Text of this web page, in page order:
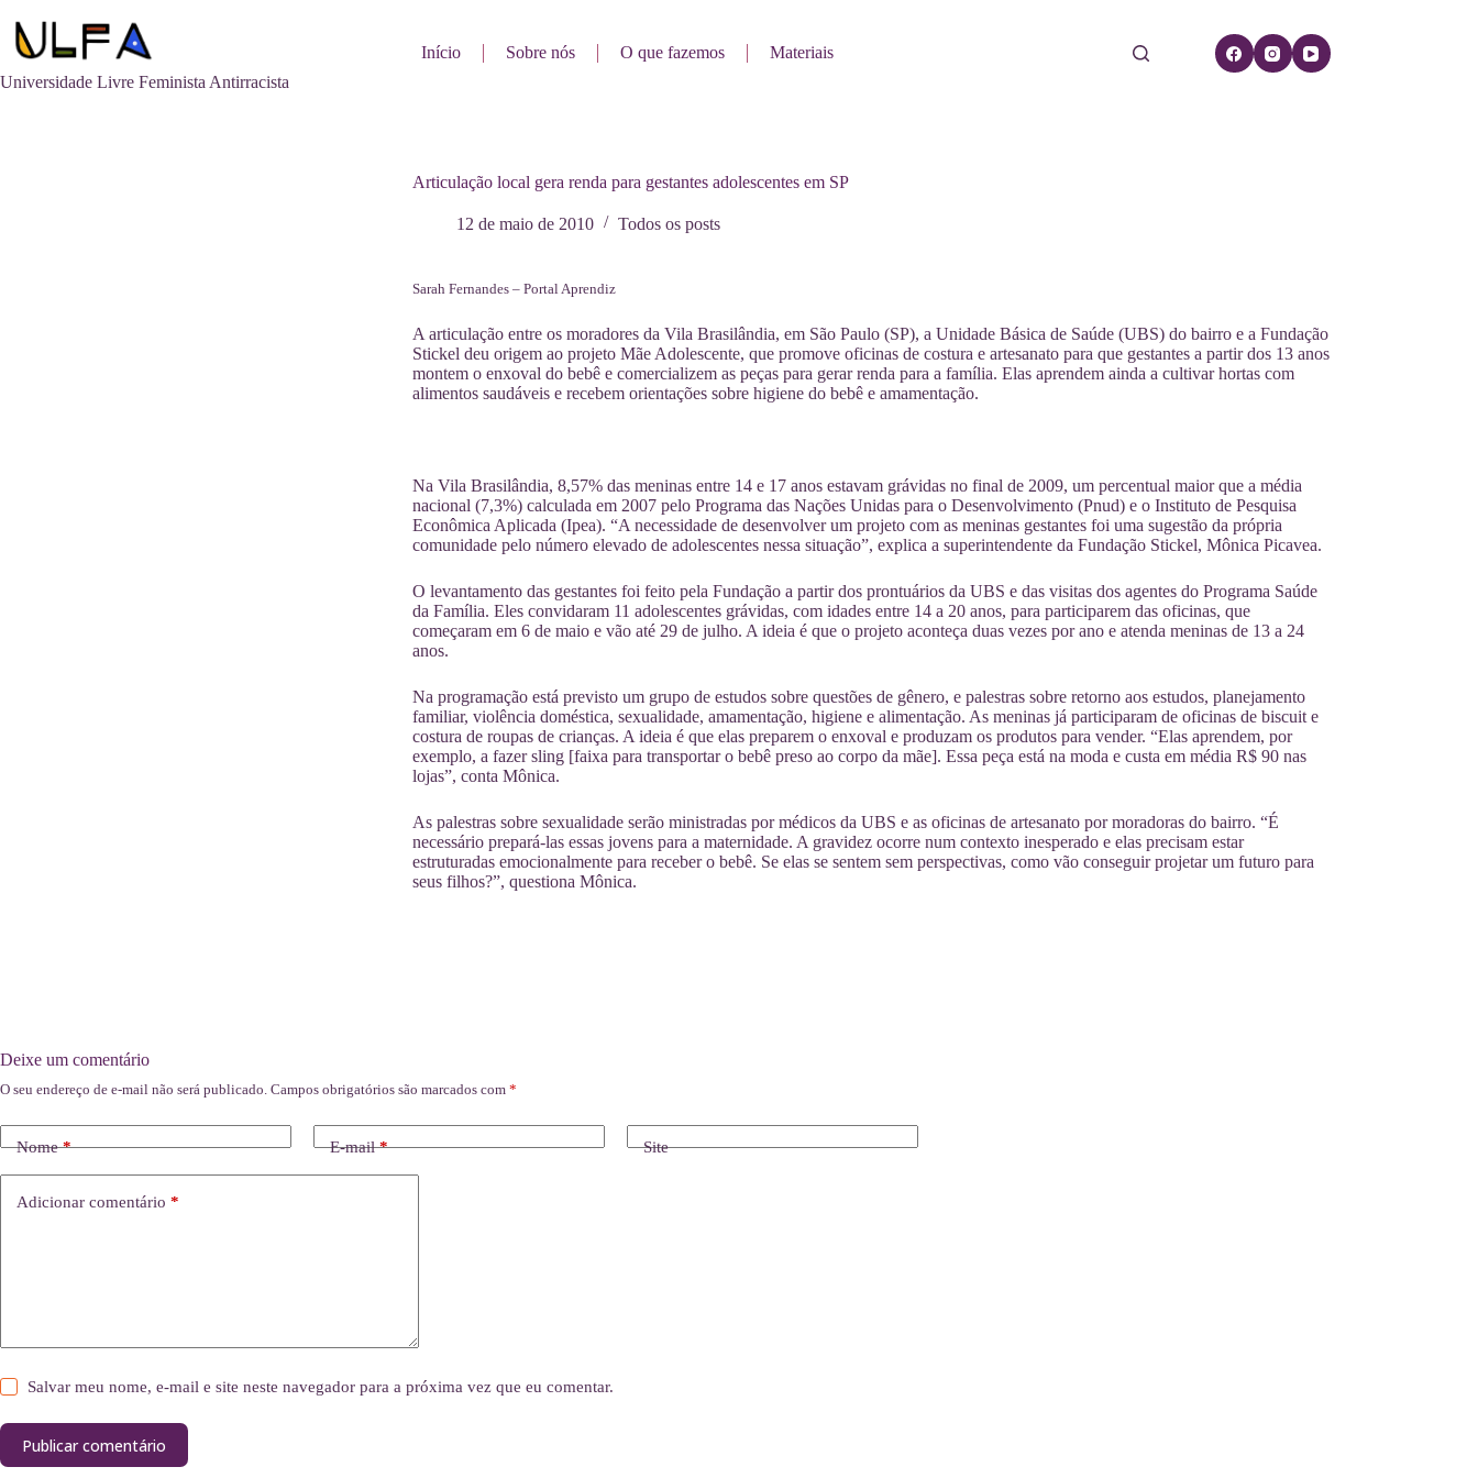
para
Universidade Livre Feminista Antirracista
Início Sobre nós O que fazemos Materiais
Articulação local gera renda para gestantes adolescentes em SP
12 de maio de 2010 Todos os posts
Sarah Fernandes – Portal Aprendiz
A articulação entre os moradores da Vila Brasilândia, em São Paulo (SP), a Unidade Básica de Saúde (UBS) do bairro e a Fundação
Stickel deu origem ao projeto Mãe Adolescente, que promove oficinas de costura e artesanato para que gestantes a partir dos 13 anos
montem o enxoval do bebê e comercializem as peças para gerar renda para a família. Elas aprendem ainda a cultivar hortas com
alimentos saudáveis e recebem orientações sobre higiene do bebê e amamentação.
Na Vila Brasilândia, 8,57% das meninas entre 14 e 17 anos estavam grávidas no final de 2009, um percentual maior que a média
nacional (7,3%) calculada em 2007 pelo Programa das Nações Unidas para o Desenvolvimento (Pnud) e o Instituto de Pesquisa
Econômica Aplicada (Ipea). “A necessidade de desenvolver um projeto com as meninas gestantes foi uma sugestão da própria
comunidade pelo número elevado de adolescentes nessa situação”, explica a superintendente da Fundação Stickel, Mônica Picavea.
O levantamento das gestantes foi feito pela Fundação a partir dos prontuários da UBS e das visitas dos agentes do Programa Saúde
da Família. Eles convidaram 11 adolescentes grávidas, com idades entre 14 a 20 anos, para participarem das oficinas, que
começaram em 6 de maio e vão até 29 de julho. A ideia é que o projeto aconteça duas vezes por ano e atenda meninas de 13 a 24
anos.
Na programação está previsto um grupo de estudos sobre questões de gênero, e palestras sobre retorno aos estudos, planejamento
familiar, violência doméstica, sexualidade, amamentação, higiene e alimentação. As meninas já participaram de oficinas de biscuit e
costura de roupas de crianças. A ideia é que elas preparem o enxoval e produzam os produtos para vender. “Elas aprendem, por
exemplo, a fazer sling [faixa para transportar o bebê preso ao corpo da mãe]. Essa peça está na moda e custa em média R$ 90 nas
lojas”, conta Mônica.
As palestras sobre sexualidade serão ministradas por médicos da UBS e as oficinas de artesanato por moradoras do bairro. “É
necessário prepará-las essas jovens para a maternidade. A gravidez ocorre num contexto inesperado e elas precisam estar
estruturadas emocionalmente para receber o bebê. Se elas se sentem sem perspectivas, como vão conseguir projetar um futuro para
seus filhos?”, questiona Mônica.
Deixe um comentário
O seu endereço de e-mail não será publicado. Campos obrigatórios são marcados com *
Nome* E-mail* Site
Adicionar comentário *
Salvar meu nome, e-mail e site neste navegador para a próxima vez que eu comentar.
Publicar comentário